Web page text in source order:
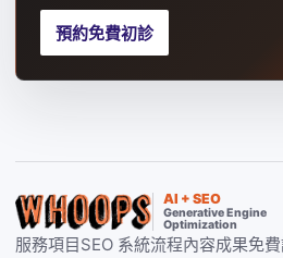
預約免費初診
AI + SEO
Generative Engine
Optimization
服務項目SEO 系統流程內容成果免